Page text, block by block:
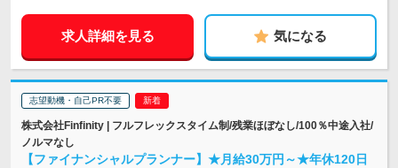
求人詳細を見る 気になる
志望動機・自己PR不要
株式会社Finfinity | フルフレックスタイム制/残業ほぼなし/100％中途入社/
ノルマなし
【ファイナンシャルプランナー】★月給30万円～★年休120日